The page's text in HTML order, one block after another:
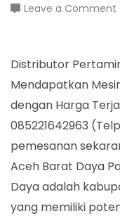
Leave a Comment
Distributor
Mendapatkan
dengan Harga
085221642963
pemesanan
Aceh Barat Daya
Daya adalah
yang memiliki